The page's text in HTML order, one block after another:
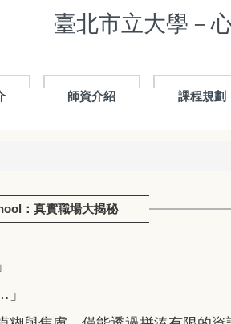
臺北市立大學－
師資介紹 課程規劃
：真實職場大揭秘